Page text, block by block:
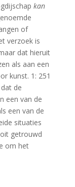
kan
of
verzoek is
dat hieruit
als aan een
kunst. 1: 251
de
een van de
een van de
situaties
getrouwd
om het